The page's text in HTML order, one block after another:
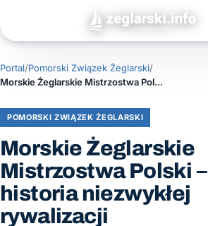
Portal/Pomorski Związek Żeglarski/
Morskie Żeglarskie Mistrzostwa Polski – historia niezwykłej rywalizacji
POMORSKI ZWIĄZEK ŻEGLARSKI
Morskie Żeglarskie
Mistrzostwa Polski –
historia niezwykłej
rywalizacji